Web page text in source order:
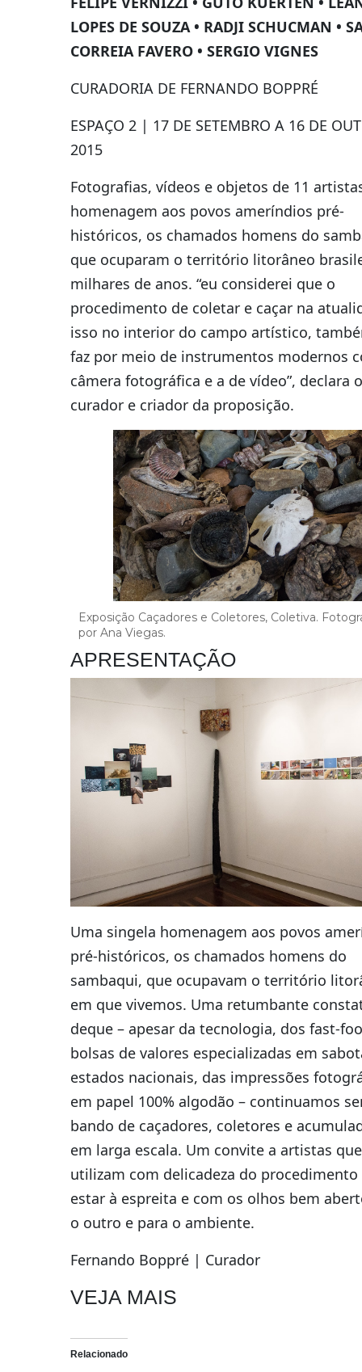
LOPES DE SOUZA • RADJI SCHUCMAN •
CORREIA FAVERO • SERGIO VIGNES
CURADORIA DE FERNANDO BOPPRÉ
ESPAÇO 2 | 17 DE SETEMBRO A 16 DE
2015
Fotografias, vídeos e objetos de 11
homenagem aos povos ameríndios pré-
históricos, os chamados homens do
que ocuparam o território litorâneo
milhares de anos. “eu considerei que o
procedimento de coletar e caçar na
isso no interior do campo artístico,
faz por meio de instrumentos modernos
câmera fotográfica e a de vídeo”, declara o
curador e criador da proposição.
Exposição Caçadores e Coletores, Coletiva.
por Ana Viegas.
APRESENTAÇÃO
Uma singela homenagem aos povos
pré-históricos, os chamados homens do
sambaqui, que ocupavam o território
em que vivemos. Uma retumbante
deque – apesar da tecnologia, dos fast-
bolsas de valores especializadas em
estados nacionais, das impressões
em papel 100% algodão – continuamos
bando de caçadores, coletores e
em larga escala. Um convite a artistas
utilizam com delicadeza do procedimento
estar à espreita e com os olhos bem
o outro e para o ambiente.
Fernando Boppré | Curador
VEJA MAIS
Relacionado